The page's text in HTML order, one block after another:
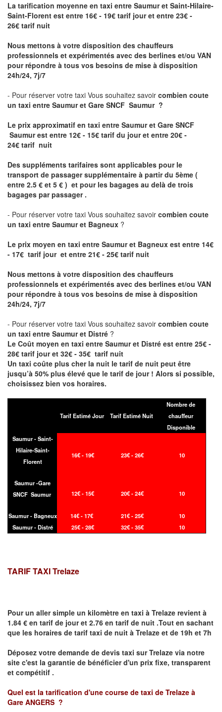
La tarification moyenne en taxi entre Saumur et Saint-Hilaire-
Saint-Florent est entre 16€ - 19€ tarif jour et entre 23€ -
26€ tarif nuit
Nous mettons à votre disposition des chauffeurs
professionnels et expérimentés avec des berlines et/ou VAN
pour répondre à tous vos besoins de mise à disposition
24h/24, 7j/7
- Pour réserver votre taxi Vous souhaitez savoir combien coute
un taxi entre Saumur et Gare SNCF Saumur ?
Le prix approximatif en taxi entre Saumur et Gare SNCF
Saumur est entre 12€ - 15€ tarif du jour et entre 20€ -
24€ tarif nuit
Des suppléments tarifaires sont applicables pour le
transport de passager supplémentaire à partir du 5ème (
entre 2.5 € et 5 € ) et pour les bagages au delà de trois
bagages par passager .
- Pour réserver votre taxi Vous souhaitez savoir combien coute
un taxi entre Saumur et Bagneux ?
Le prix moyen en taxi entre Saumur et Bagneux est entre 14€
- 17€ tarif jour et entre 21€ - 25€ tarif nuit
Nous mettons à votre disposition des chauffeurs
professionnels et expérimentés avec des berlines et/ou VAN
pour répondre à tous vos besoins de mise à disposition
24h/24, 7j/7
- Pour réserver votre taxi Vous souhaitez savoir combien coute
un taxi entre Saumur et Distré ?
Le Coût moyen en taxi entre Saumur et Distré est entre 25€ -
28€ tarif jour et 32€ - 35€ tarif nuit
Un taxi coûte plus cher la nuit le tarif de nuit peut être
jusqu’à 50% plus élevé que le tarif de jour ! Alors si possible,
choisissez bien vos horaires.
Tarif Estimé Jour Tarif Estimé Nuit
Nombre de
chauffeur
Disponible
Saumur - Saint-
Hilaire-Saint-
Florent
16€ - 19€ 23€ - 26€ 10
Saumur -Gare
SNCF Saumur
12€ - 15€ 20€ - 24€ 10
Saumur - Bagneux 14€ - 17€ 21€ - 25€
10
Saumur - Distré
25€ - 28€ 32€ - 35€ 10
TARIF TAXI Trelaze
Pour un aller simple un kilomètre en taxi à Trelaze revient à
1.84 € en tarif de jour et 2.76 en tarif de nuit .Tout en sachant
que les horaires de tarif taxi de nuit à Trelaze et de 19h et 7h
Déposez votre demande de devis taxi surTrelaze via notre
site c'est la garantie de bénéficier d'un prix fixe, transparent
et compétitif .
Quel est la tarification d'une course de taxi de Trelaze à
Gare ANGERS ?